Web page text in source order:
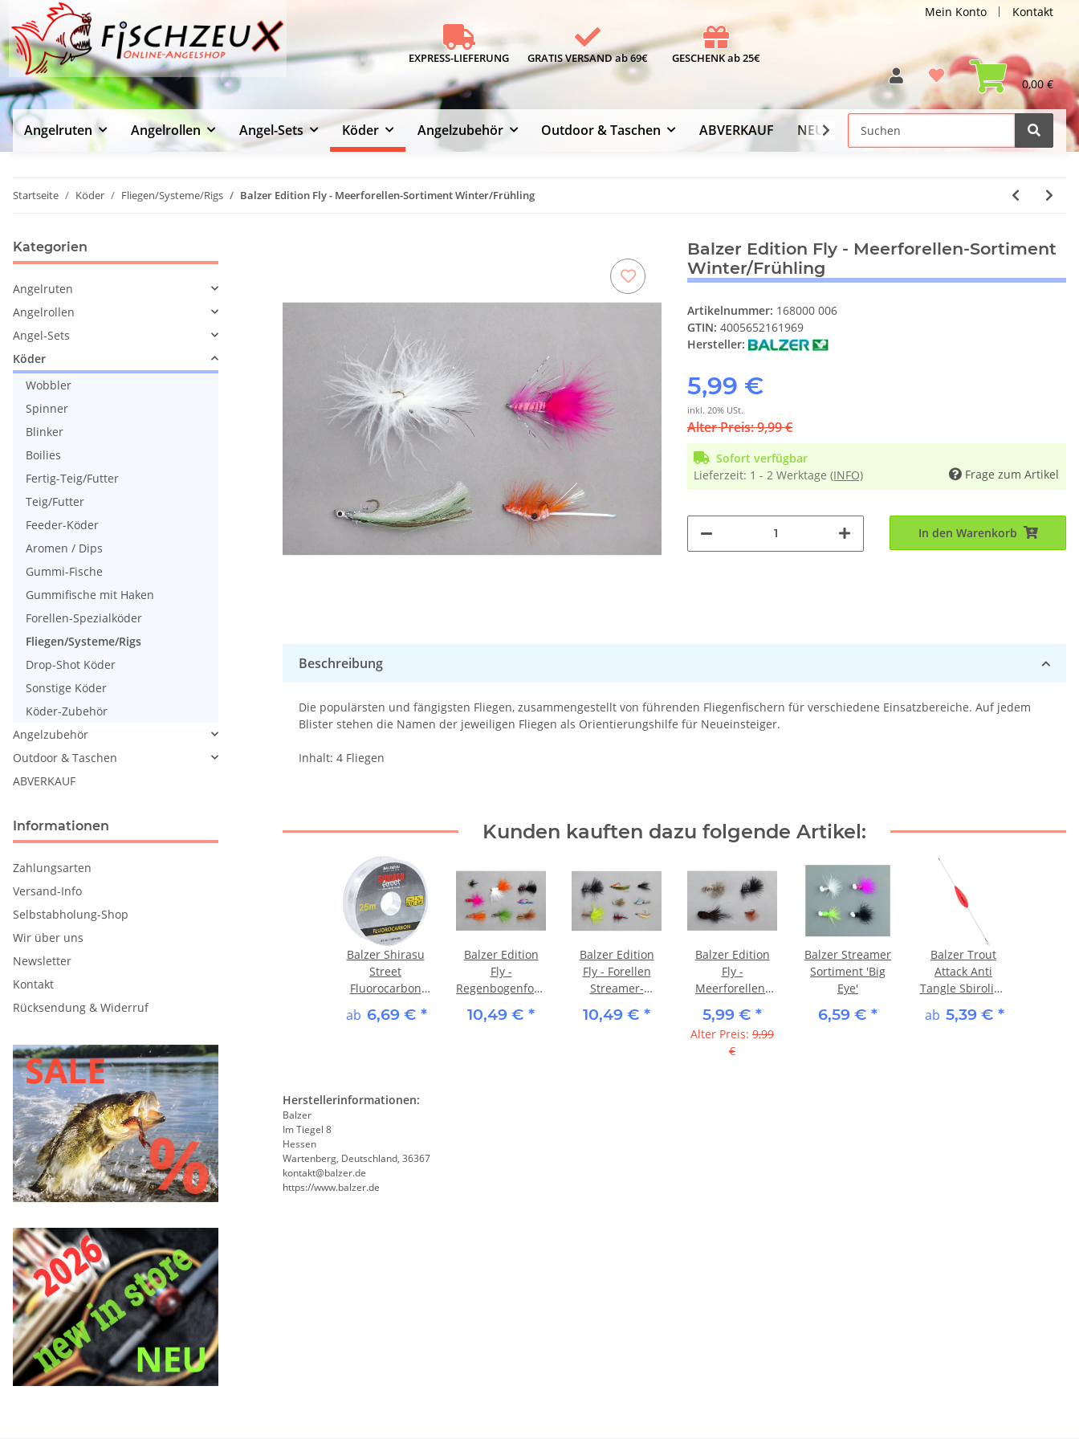
Mein Konto Kontakt
EXPRESS-LIEFERUNG GRATIS VERSAND ab 69€ GESCHENK ab 25€
0,00 €
Angelruten Angelrollen Angel-Sets Köder Angelzubehör Outdoor & Taschen ABVERKAUF NEU Versand-Info
Startseite Köder Fliegen/Systeme/Rigs Balzer Edition Fly - Meerforellen-Sortiment Winter/Frühling
Balzer Edition Fly - Meerforellen-Sortiment
Winter/Frühling
Artikelnummer: 168000 006
GTIN: 4005652161969
Hersteller:
5,99 €
inkl. 20% USt.
Alter Preis: 9,99 €
Sofort verfügbar
Lieferzeit: 1 - 2 Werktage (INFO) Frage zum Artikel
In den Warenkorb
Beschreibung
Die populärsten und fängigsten Fliegen, zusammengestellt von führenden Fliegenfischern für verschiedene Einsatzbereiche. Auf jedem
Blister stehen die Namen der jeweiligen Fliegen als Orientierungshilfe für Neueinsteiger.
Inhalt: 4 Fliegen
Kunden kauften dazu folgende Artikel:
Balzer Shirasu
Street
Fluorocarbon
ab 6,69 € *
Balzer Edition
Fly -
Regenbogenforellen-
10,49 € *
Balzer Edition
Fly - Forellen
Streamer-
10,49 € *
Balzer Edition
Fly -
Meerforellen-
Sommer/Herbst
5,99 € *
Alter Preis: 9,99
€
Balzer Streamer
Sortiment 'Big
Eye'
6,59 € *
Balzer Trout
Attack Anti
Tangle Sbirolino
schwimmend
ab 5,39 € *
Herstellerinformationen:
Balzer
Im Tiegel 8
Hessen
Wartenberg, Deutschland, 36367
kontakt@balzer.de
https://www.balzer.de
Kategorien
Angelruten
Angelrollen
Angel-Sets
Köder
Wobbler
Spinner
Blinker
Boilies
Fertig-Teig/Futter
Teig/Futter
Feeder-Köder
Aromen / Dips
Gummi-Fische
Gummifische mit Haken
Forellen-Spezialköder
Fliegen/Systeme/Rigs
Drop-Shot Köder
Sonstige Köder
Köder-Zubehör
Angelzubehör
Outdoor & Taschen
ABVERKAUF
Informationen
Zahlungsarten
Versand-Info
Selbstabholung-Shop
Wir über uns
Newsletter
Kontakt
Rücksendung & Widerruf